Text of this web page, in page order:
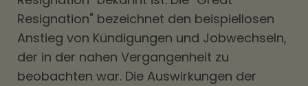
Resignation" bezeichnet den beispiellosen
Anstieg von Kündigungen und Jobwechseln,
der in der nahen Vergangenheit zu
beobachten war. Die Auswirkungen der